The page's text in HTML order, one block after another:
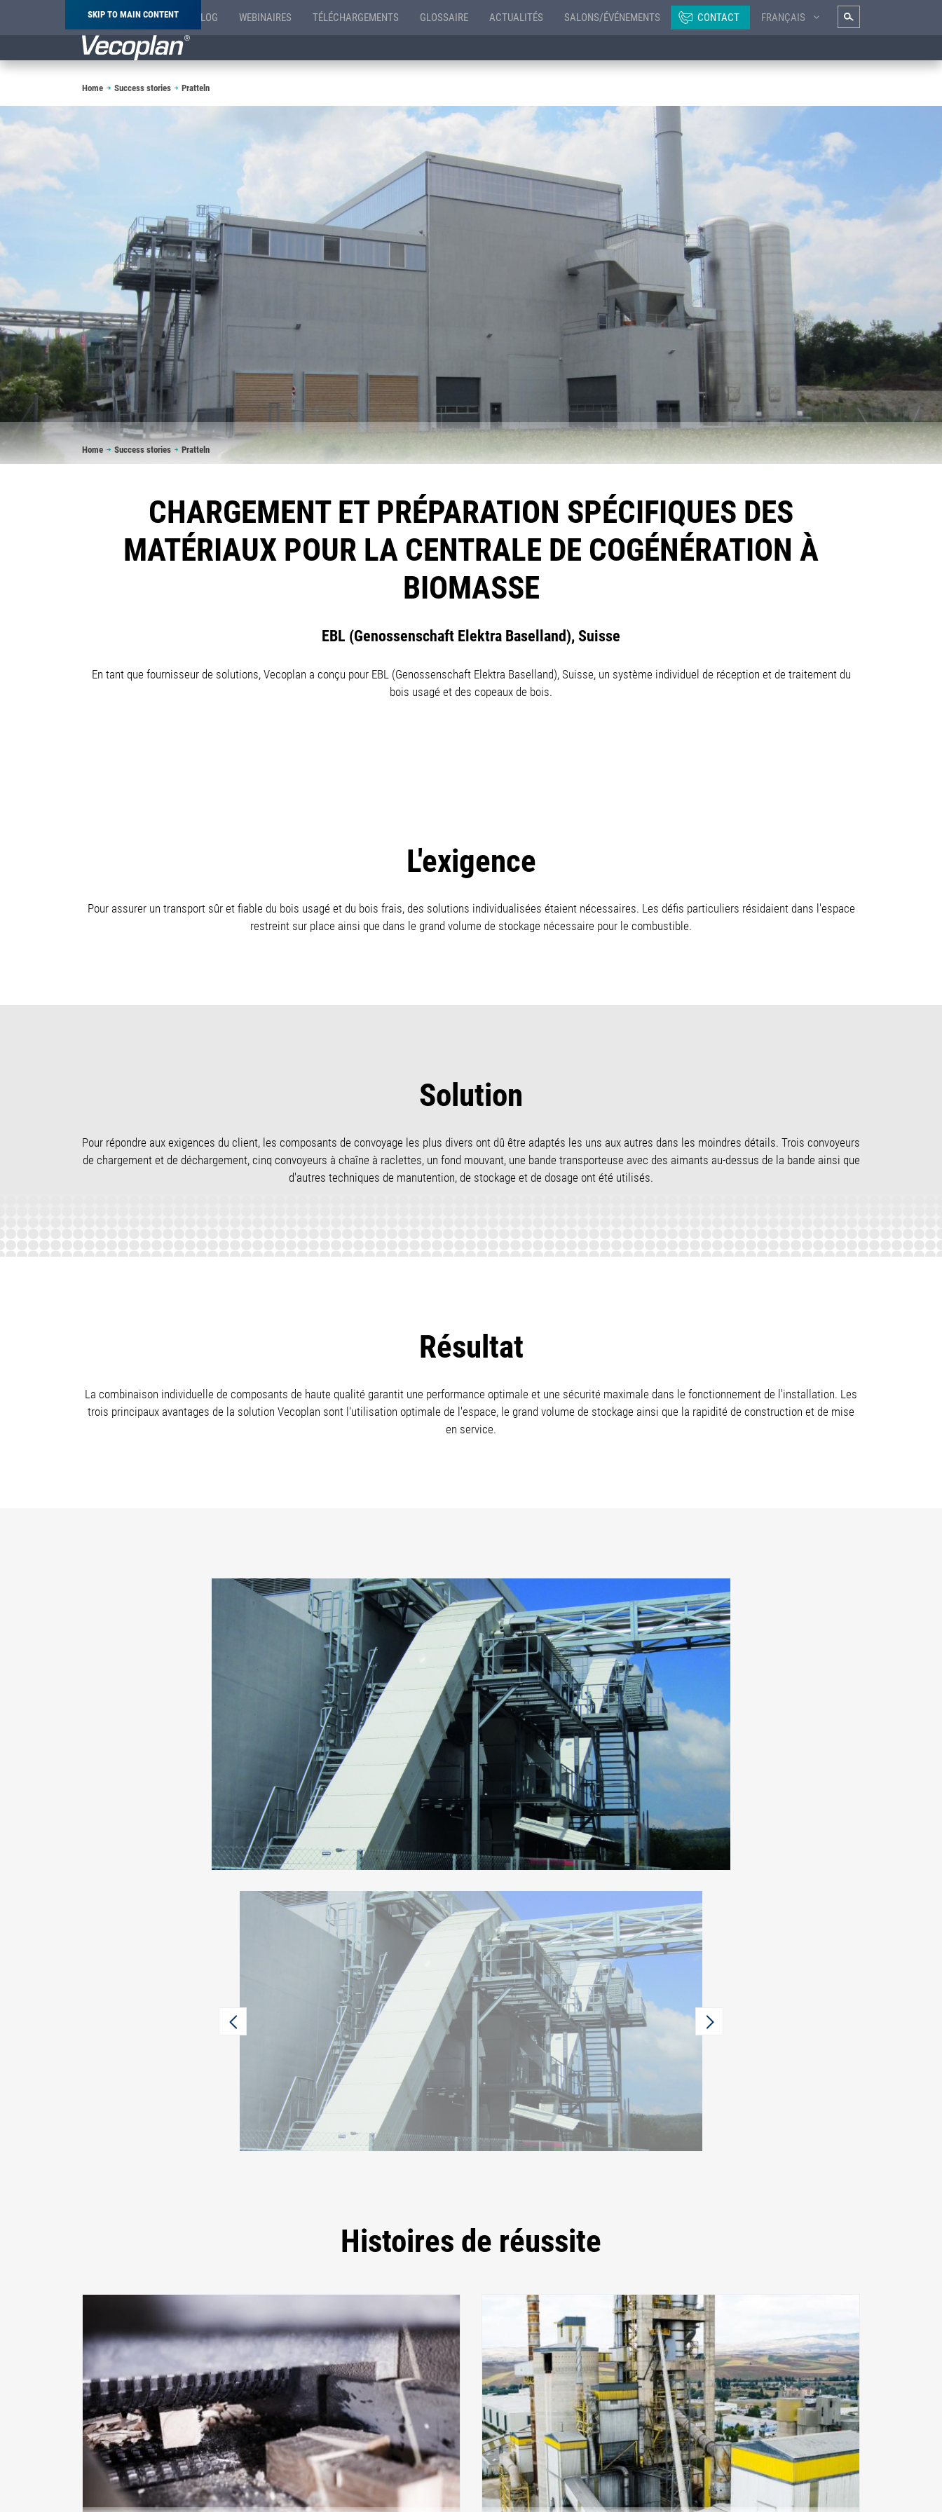
SKIP TO MAIN CONTENT BLOG WEBINAIRES TÉLÉCHARGEMENTS GLOSSAIRE ACTUALITÉS SALONS/ÉVÉNEMENTS CONTACT FRANÇAIS
Breadcrumb
Home Success stories Pratteln
Breadcrumb
Home Success stories Pratteln
CHARGEMENT ET PRÉPARATION SPÉCIFIQUES DES
MATÉRIAUX POUR LA CENTRALE DE COGÉNÉRATION À
BIOMASSE
EBL (Genossenschaft Elektra Baselland), Suisse
En tant que fournisseur de solutions, Vecoplan a conçu pour EBL (Genossenschaft Elektra Baselland), Suisse, un système individuel de réception et de traitement du
bois usagé et des copeaux de bois.
L'exigence
Pour assurer un transport sûr et fiable du bois usagé et du bois frais, des solutions individualisées étaient nécessaires. Les défis particuliers résidaient dans l'espace
restreint sur place ainsi que dans le grand volume de stockage nécessaire pour le combustible.
Solution
Pour répondre aux exigences du client, les composants de convoyage les plus divers ont dû être adaptés les uns aux autres dans les moindres détails. Trois convoyeurs
de chargement et de déchargement, cinq convoyeurs à chaîne à raclettes, un fond mouvant, une bande transporteuse avec des aimants au-dessus de la bande ainsi que
d'autres techniques de manutention, de stockage et de dosage ont été utilisés.
Résultat
La combinaison individuelle de composants de haute qualité garantit une performance optimale et une sécurité maximale dans le fonctionnement de l'installation. Les
trois principaux avantages de la solution Vecoplan sont l'utilisation optimale de l'espace, le grand volume de stockage ainsi que la rapidité de construction et de mise
en service.
Histoires de réussite